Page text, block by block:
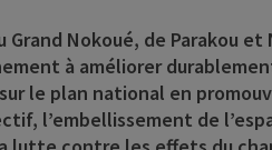
Nokoué, de Parakou
à améliorer
le plan national en
l’embellissement de